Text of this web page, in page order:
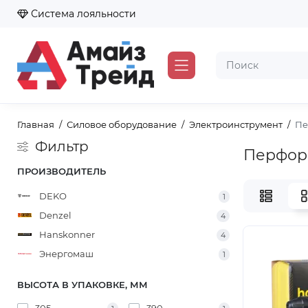
Система лояльности
Главная Силовое оборудование Электроинструмент
Фильтр
ПРОИЗВОДИТЕЛЬ
DEKO 1
Denzel 4
Hanskonner 4
Энергомаш 1
ВЫСОТА В УПАКОВКЕ, ММ